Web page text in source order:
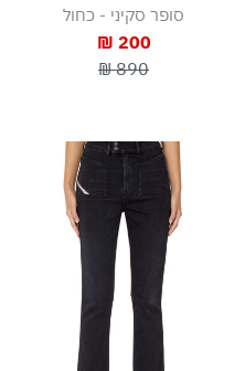
סופר סקיני - כחול
200 ₪
890 ₪